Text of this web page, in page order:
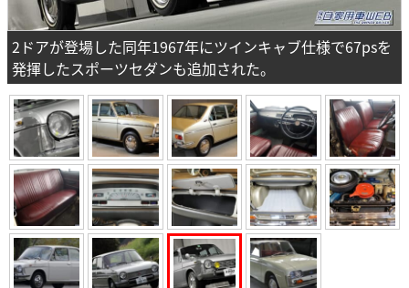
2ドアが登場した同年1967年にツインキャブ仕様で67psを
発揮したスポーツセダンも追加された。